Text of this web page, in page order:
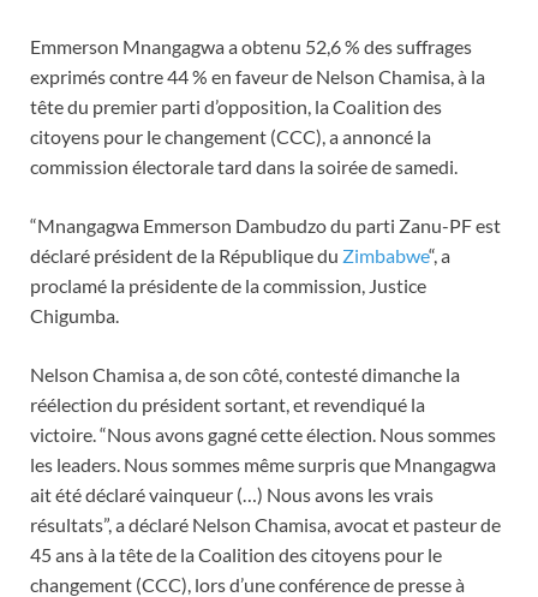
Emmerson Mnangagwa a obtenu 52,6 % des suffrages
exprimés contre 44 % en faveur de Nelson Chamisa, à la
tête du premier parti d’opposition, la Coalition des
citoyens pour le changement (CCC), a annoncé la
commission électorale tard dans la soirée de samedi.
“Mnangagwa Emmerson Dambudzo du parti Zanu-PF est
déclaré président de la République du Zimbabwe“, a
proclamé la présidente de la commission, Justice
Chigumba.
Nelson Chamisa a, de son côté, contesté dimanche la
réélection du président sortant, et revendiqué la
victoire. “Nous avons gagné cette élection. Nous sommes
les leaders. Nous sommes même surpris que Mnangagwa
ait été déclaré vainqueur (…) Nous avons les vrais
résultats”, a déclaré Nelson Chamisa, avocat et pasteur de
45 ans à la tête de la Coalition des citoyens pour le
changement (CCC), lors d’une conférence de presse à